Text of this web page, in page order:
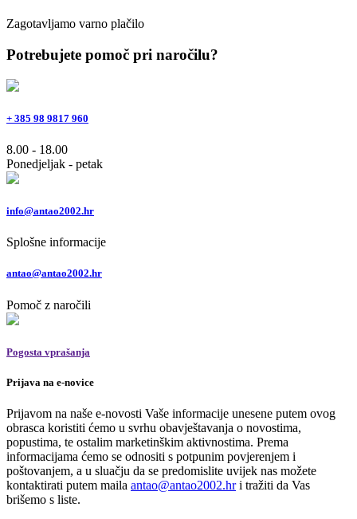
Zagotavljamo varno plačilo
Potrebujete pomoč pri naročilu?
+ 385 98 9817 960
8.00 - 18.00
Ponedjeljak - petak
info@antao2002.hr
Splošne informacije
antao@antao2002.hr
Pomoč z naročili
Pogosta vprašanja
Prijava na e-novice
Prijavom na naše e-novosti Vaše informacije unesene putem ovog
obrasca koristiti ćemo u svrhu obavještavanja o novostima,
popustima, te ostalim marketinškim aktivnostima. Prema
informacijama ćemo se odnositi s potpunim povjerenjem i
poštovanjem, a u sluačju da se predomislite uvijek nas možete
kontaktirati putem maila antao@antao2002.hri tražiti da Vas
brišemo s liste.